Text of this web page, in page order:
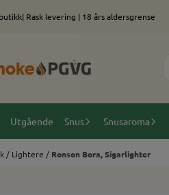
Rask levering | 18 års aldersgrense
Utgående Snus Snusaroma
/ Lightere / Ronson Bora, Sigarlighter